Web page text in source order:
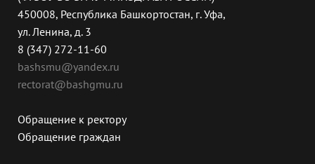
450008, Республика Башкортостан, г. Уфа,
ул. Ленина, д. 3
8 (347) 272-11-60
bashsmu@yandex.ru
rectorat@bashgmu.ru
Обращение к ректору
Обращение граждан